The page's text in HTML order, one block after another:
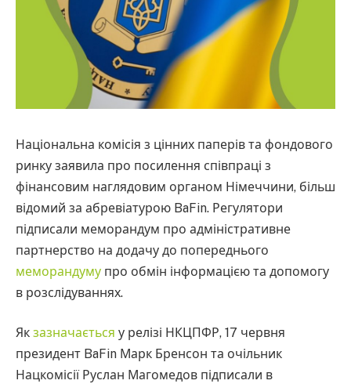
Національна комісія з цінних паперів та фондового
ринку заявила про посилення співпраці з
фінансовим наглядовим органом Німеччини, більш
відомий за абревіатурою BaFin. Регулятори
підписали меморандум про адміністративне
партнерство на додачу до попереднього
меморандуму про обмін інформацією та допомогу
в розслідуваннях.
Як зазначається у релізі НКЦПФР, 17 червня
президент BaFin Марк Бренсон та очільник
Нацкомісії Руслан Магомедов підписали в